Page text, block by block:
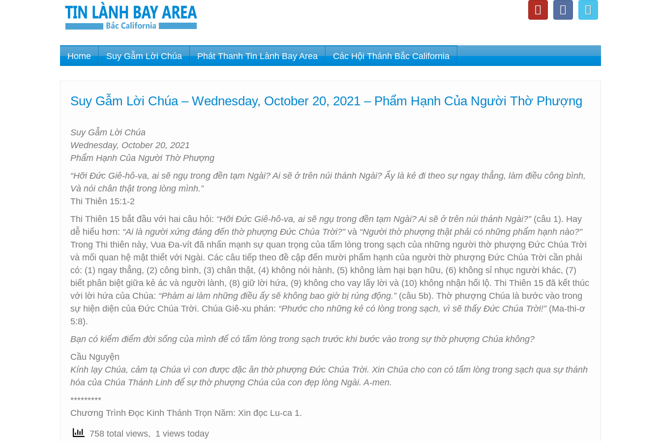
Home Suy Gẫm Lời Chúa Phát Thanh Tin Lành Bay Area Các Hội Thánh Bắc California
Suy Gẫm Lời Chúa – Wednesday, October 20, 2021 – Phẩm Hạnh Của Người Thờ Phượng
Suy Gẫm Lời Chúa
Wednesday, October 20, 2021
Phẩm Hạnh Của Người Thờ Phượng
“Hỡi Đức Giê-hô-va, ai sẽ ngụ trong đền tạm Ngài? Ai sẽ ở trên núi thánh Ngài? Ấy là kẻ đi theo sự ngay thẳng, làm điều công bình,
Và nói chân thật trong lòng mình.”
Thi Thiên 15:1-2
Thi Thiên 15 bắt đầu với hai câu hỏi: “Hỡi Đức Giê-hô-va, ai sẽ ngụ trong đền tạm Ngài? Ai sẽ ở trên núi thánh Ngài?”(câu 1). Hay
dễ hiểu hơn: “Ai là người xứng đáng đến thờ phượng Đức Chúa Trời?”và “Người thờ phượng thật phải có những phẩm hạnh nào?”
Trong Thi thiên này, Vua Đa-vít đã nhấn mạnh sự quan trọng của tấm lòng trong sạch của những người thờ phượng Đức Chúa Trời
và mối quan hệ mật thiết với Ngài. Các câu tiếp theo đề cập đến mười phẩm hạnh của người thờ phượng Đức Chúa Trời cần phải
có: (1) ngay thẳng, (2) công bình, (3) chân thật, (4) không nói hành, (5) không làm hại bạn hữu, (6) không sỉ nhục người khác, (7)
biết phân biệt giữa kẻ ác và người lành, (8) giữ lời hứa, (9) không cho vay lấy lời và (10) không nhận hối lộ. Thi Thiên 15 đã kết thúc
với lời hứa của Chúa: “Phàm ai làm những điều ấy sẽ không bao giờ bị rúng động.”(câu 5b). Thờ phượng Chúa là bước vào trong
sự hiện diện của Đức Chúa Trời. Chúa Giê-xu phán: “Phước cho những kẻ có lòng trong sạch, vì sẽ thấy Đức Chúa Trời!”(Ma-thi-ơ
5:8).
Bạn có kiểm điểm đời sống của mình để có tấm lòng trong sạch trước khi bước vào trong sự thờ phượng Chúa không?
Cầu Nguyện
Kính lạy Chúa, cảm tạ Chúa vì con được đặc ân thờ phượng Đức Chúa Trời. Xin Chúa cho con có tấm lòng trong sạch qua sự thánh
hóa của Chúa Thánh Linh để sự thờ phượng Chúa của con đẹp lòng Ngài. A-men.
*********
Chương Trình Đọc Kinh Thánh Trọn Năm: Xin đọc Lu-ca 1.
758 total views, 1 views today